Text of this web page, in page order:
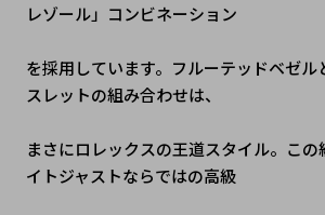
レゾール」コンビネーション
を採用しています。フルーテッドベゼル
スレットの組み合わせは、
まさにロレックスの王道スタイル。こ
イトジャストならではの高級